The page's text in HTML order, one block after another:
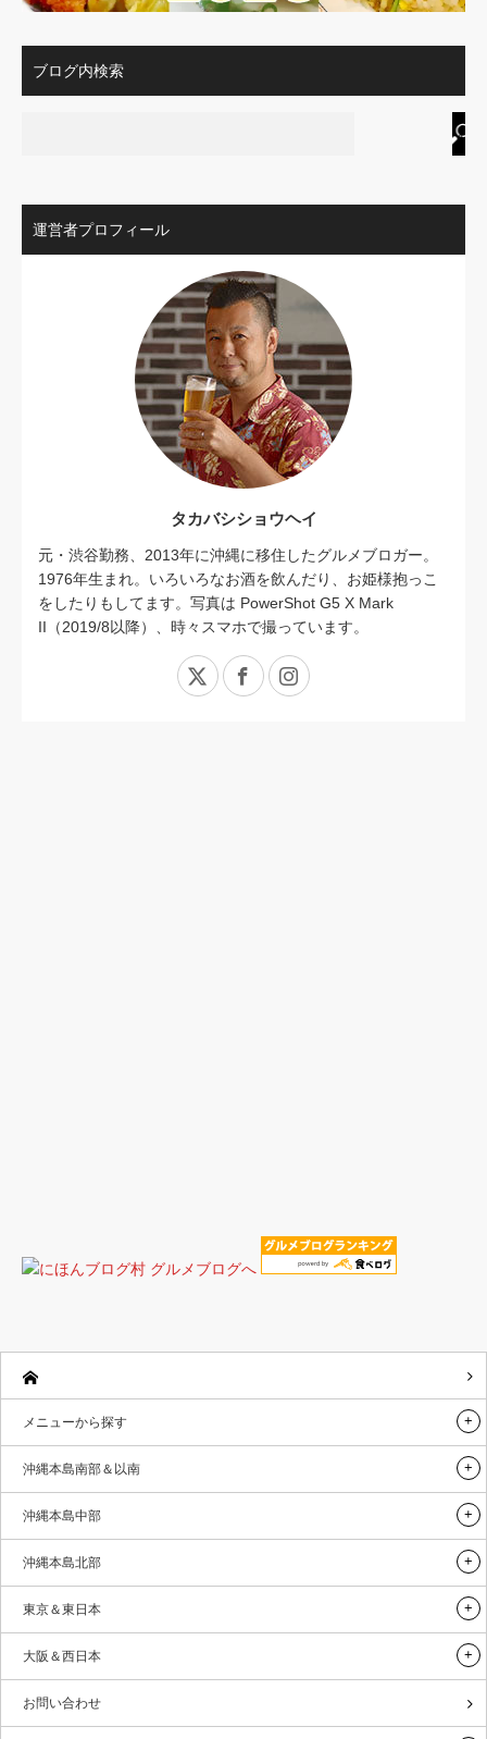
ブログ内検索
運営者プロフィール
タカバシショウヘイ
元・渋谷勤務、2013年に沖縄に移住したグルメブロガー。
1976年生まれ。いろいろなお酒を飲んだり、お姫様抱っこ
をしたりもしてます。写真は PowerShot G5 X Mark
II（2019/8以降）、時々スマホで撮っています。
X FacebookInstagram
メニューから探す
沖縄本島南部＆以南
沖縄本島中部
沖縄本島北部
東京＆東日本
大阪＆西日本
お問い合わせ